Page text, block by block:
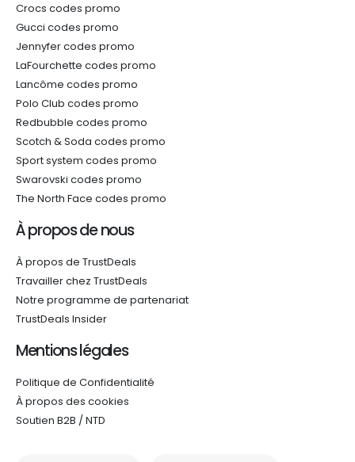
Crocs codes promo
Gucci codes promo
Jennyfer codes promo
LaFourchette codes promo
Lancôme codes promo
Polo Club codes promo
Redbubble codes promo
Scotch & Soda codes promo
Sport system codes promo
Swarovski codes promo
The North Face codes promo
À propos de nous
À propos de TrustDeals
Travailler chez TrustDeals
Notre programme de partenariat
TrustDeals Insider
Mentions légales
Politique de Confidentialité
À propos des cookies
Soutien B2B / NTD